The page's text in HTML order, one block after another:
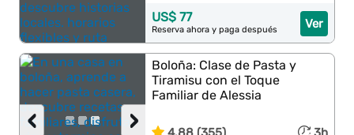
Ver
US$ 77
Reserva ahora y paga después
›
‹
Boloña: Clase de Pasta y
Tiramisu con el Toque
Familiar de Alessia